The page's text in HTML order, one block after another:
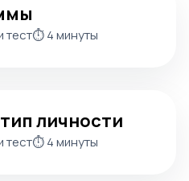
тест⏱️ 4 минуты
личности
тест⏱️ 4 минуты